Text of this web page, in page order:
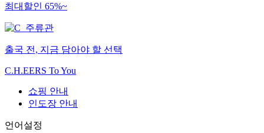
최대할인 65%~
출국 전, 지금 담아야 할 선택
C.H.EERS To You
쇼핑 안내
인도장 안내
언어설정